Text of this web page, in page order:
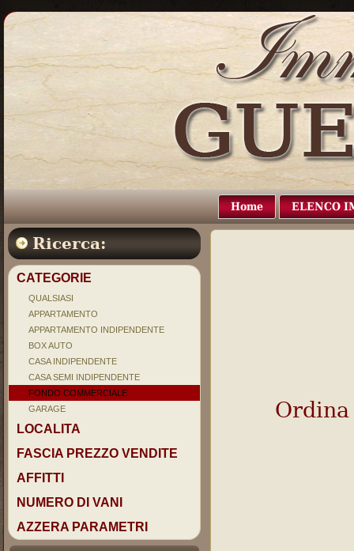
Home ELENCO
Ricerca:
CATEGORIE
QUALSIASI
APPARTAMENTO
APPARTAMENTO INDIPENDENTE
BOX AUTO
CASA INDIPENDENTE
CASA SEMI INDIPENDENTE
FONDO COMMERCIALE
GARAGE
LOCALITA
FASCIA PREZZO VENDITE
AFFITTI
NUMERO DI VANI
AZZERA PARAMETRI